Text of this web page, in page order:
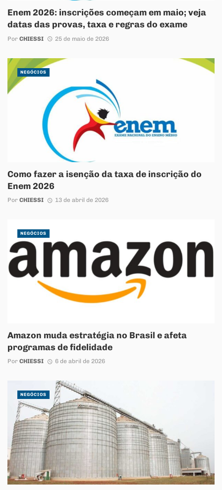
Enem 2026: inscrições começam em maio; veja
datas das provas, taxa e regras do exame
Por CHIESSI 25 de maio de 2026
Como fazer a isenção da taxa de inscrição do
Enem 2026
Por CHIESSI 13 de abril de 2026
NEGÓCIOS
Amazon muda estratégia no Brasil e afeta
programas de fidelidade
Por CHIESSI 6 de abril de 2026
NEGÓCIOS
NEGÓCIOS